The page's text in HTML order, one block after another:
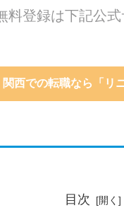
料登録は下記公
関西での転職なら「リ
目次